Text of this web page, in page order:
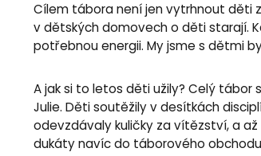
Cílem tábora není jen vytrhnout děti
v dětských domovech o děti starají.
potřebnou energii. My jsme s dětmi
A jak si to letos děti užily? Celý tábor
Julie. Děti soutěžily v desítkách
odevzdávaly kuličky za vítězství, a
dukáty navíc do táborového